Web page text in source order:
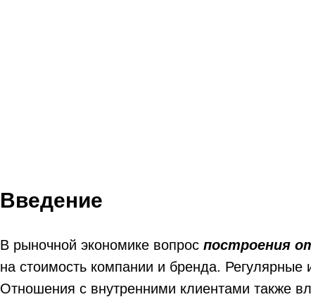
Введение
В рыночной экономике вопрос построения
на стоимость компании и бренда.
Отношения с внутренними клиентами также